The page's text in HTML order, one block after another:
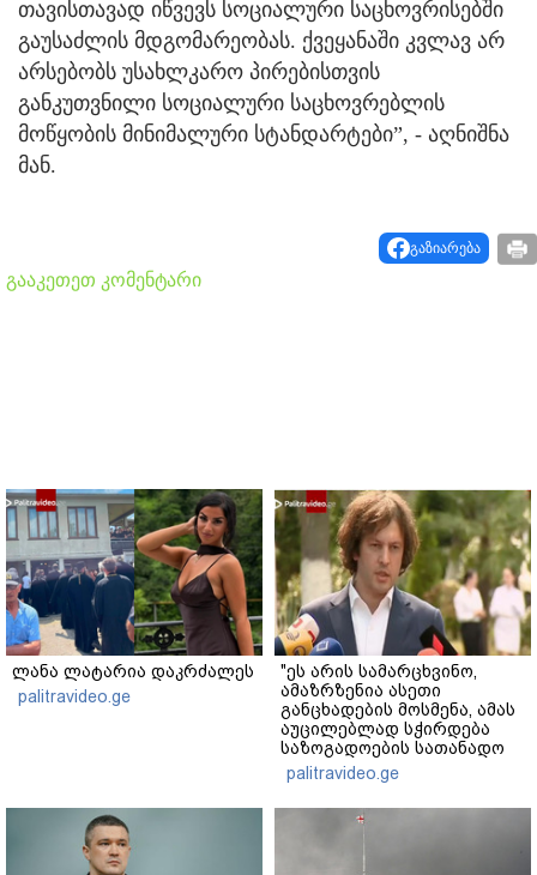
თავისთავად იწვევს სოციალური საცხოვრისებში
გაუსაძლის მდგომარეობას. ქვეყანაში კვლავ არ
არსებობს უსახლკარო პირებისთვის
განკუთვნილი სოციალური საცხოვრებლის
მოწყობის მინიმალური სტანდარტები”, - აღნიშნა
მან.
გაზიარება
გააკეთეთ კომენტარი
ლანა ლატარია დაკრძალეს
palitravideo.ge
"ეს არის სამარცხვინო,
ამაზრზენია ასეთი
განცხადების მოსმენა, ამას
აუცილებლად სჭირდება
საზოგადოების სათანადო
რეაქცია" - ირაკლი
კობახიძე
palitravideo.ge